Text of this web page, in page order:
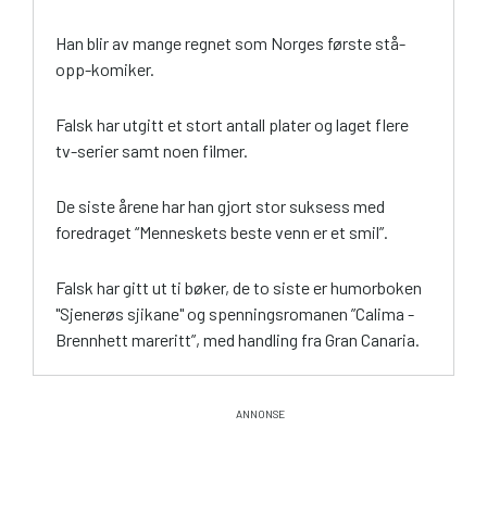
Han blir av mange regnet som Norges første stå-
opp-komiker.
Falsk har utgitt et stort antall plater og laget flere
tv-serier samt noen filmer.
De siste årene har han gjort stor suksess med
foredraget “Menneskets beste venn er et smil”.
Falsk har gitt ut ti bøker, de to siste er humorboken
"Sjenerøs sjikane" og spenningsromanen ”Calima -
Brennhett mareritt”, med handling fra Gran Canaria.